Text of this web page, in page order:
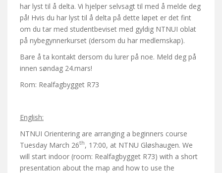
har lyst til å delta. Vi hjelper selvsagt til med å melde deg
på! Hvis du har lyst til å delta på dette løpet er det fint
om du tar med studentbeviset med gyldig NTNUI oblat
på nybegynnerkurset (dersom du har medlemskap).
Bare å ta kontakt dersom du lurer på noe. Meld deg på
innen søndag 24.mars!
Rom: Realfagbygget R73
English:
NTNUI Orientering are arranging a beginners course
Tuesday March 26th, 17:00, at NTNU Gløshaugen. We
will start indoor (room: Realfagbygget R73) with a short
presentation about the map and how to use the